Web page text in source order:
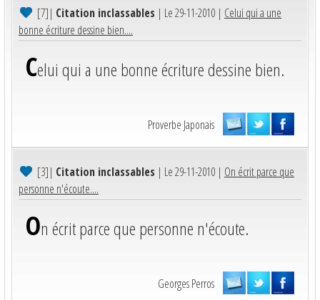
[7]| Citation inclassables | Le 29-11-2010 | Celui qui a une
bonne écriture dessine bien....
Celui qui a une bonne écriture dessine bien.
Proverbe Japonais
[3]| Citation inclassables | Le 29-11-2010 | On écrit parce que
personne n'écoute....
On écrit parce que personne n'écoute.
Georges Perros